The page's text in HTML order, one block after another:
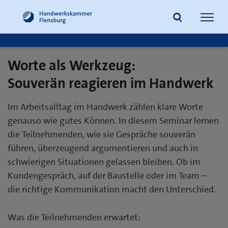
Worte als Werkzeug:
Souverän reagieren im Handwerk
Im Arbeitsalltag im Handwerk zählen klare Worte
genauso wie gutes Können. In diesem Seminar lernen
die Teilnehmenden, wie sie Gespräche souverän
führen, überzeugend argumentieren und auch in
schwierigen Situationen gelassen bleiben. Ob im
Kundengespräch, auf der Baustelle oder im Team –
die richtige Kommunikation macht den Unterschied.
Was die Teilnehmenden erwartet: